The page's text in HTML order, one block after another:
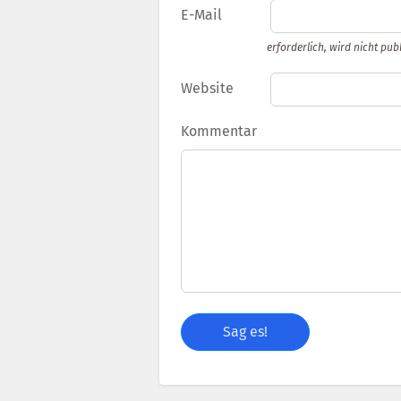
E-Mail
erforderlich, wird nicht
Website
Kommentar